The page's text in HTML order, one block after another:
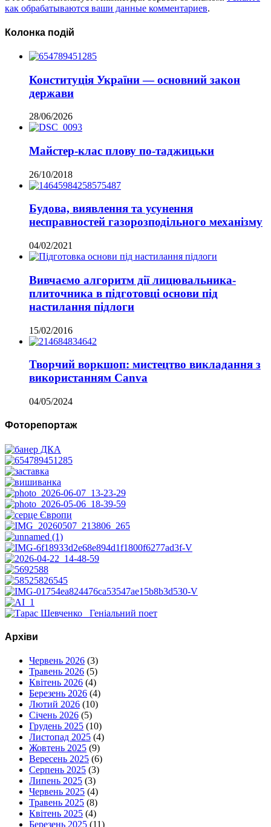
как обрабатываются ваши данные комментариев.
Колонка подій
Конституція України — основний закон
держави
28/06/2026
Майстер-клас плову по-таджицьки
26/10/2018
Будова, виявлення та усунення
несправностей газорозподільного механізму
04/02/2021
Вивчаємо алгоритм дії лицювальника-
плиточника в підготовці основи під
настилання підлоги
15/02/2016
Творчий воркшоп: мистецтво викладання з
використанням Canva
04/05/2024
Фоторепортаж
Архіви
Червень 2026 (3)
Травень 2026 (5)
Квітень 2026 (4)
Березень 2026 (4)
Лютий 2026 (10)
Січень 2026 (5)
Грудень 2025 (10)
Листопад 2025 (4)
Жовтень 2025 (9)
Вересень 2025 (6)
Серпень 2025 (3)
Липень 2025 (3)
Червень 2025 (4)
Травень 2025 (8)
Квітень 2025 (4)
Березень 2025 (11)